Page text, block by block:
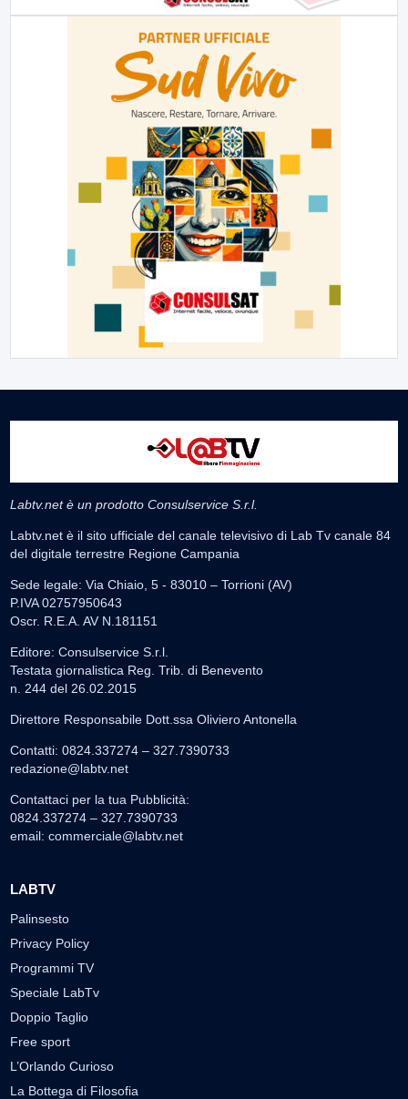
Labtv.net è un prodotto Consulservice S.r.l.
Labtv.net è il sito ufficiale del canale televisivo di Lab Tv canale 84
del digitale terrestre Regione Campania
Sede legale: Via Chiaio, 5 - 83010 – Torrioni (AV)
P.IVA 02757950643
Oscr. R.E.A. AV N.181151
Editore: Consulservice S.r.l.
Testata giornalistica Reg. Trib. di Benevento
n. 244 del 26.02.2015
Direttore Responsabile Dott.ssa Oliviero Antonella
Contatti: 0824.337274 – 327.7390733
redazione@labtv.net
Contattaci per la tua Pubblicità:
0824.337274 – 327.7390733
email: commerciale@labtv.net
LABTV
Palinsesto
Privacy Policy
Programmi TV
Speciale LabTv
Doppio Taglio
Free sport
L’Orlando Curioso
La Bottega di Filosofia